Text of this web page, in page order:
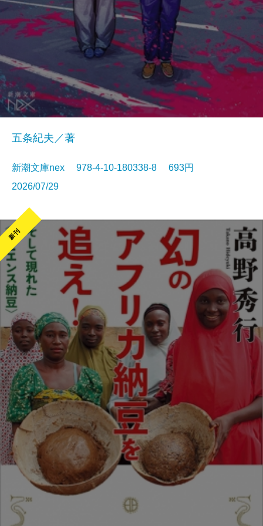
五条紀夫／著
新潮文庫nex 978-4-10-180338-8 693円
2026/07/29
新刊